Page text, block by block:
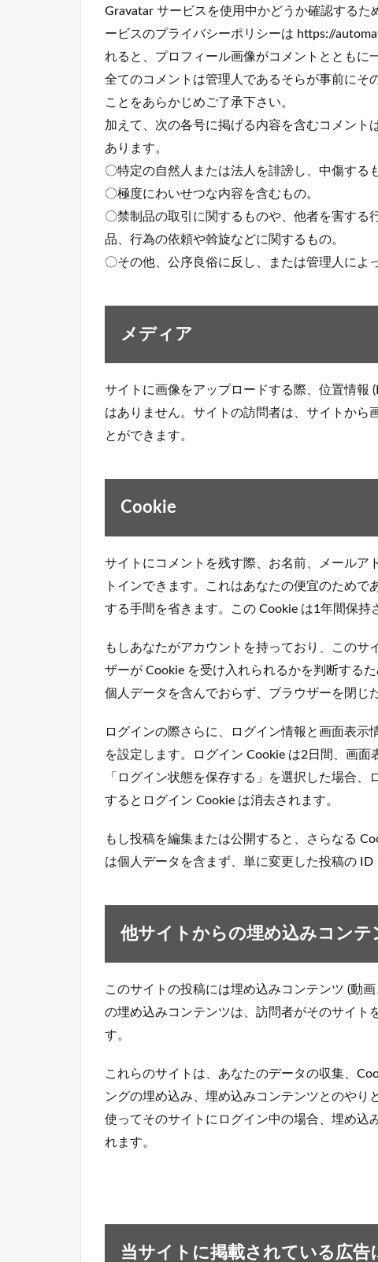
Gravatar サービスを使用中かどうか確認する
ービスのプライバシーポリシーは https://
れると、プロフィール画像がコメントとともに
全てのコメントは管理人であるそらが事前にそ
ことをあらかじめご了承下さい。
加えて、次の各号に掲げる内容を含むコメン
あります。
〇特定の自然人または法人を誹謗し、中傷する
〇極度にわいせつな内容を含むもの。
〇禁制品の取引に関するものや、他者を害する
品、行為の依頼や斡旋などに関するもの。
〇その他、公序良俗に反し、または管理人によ
メディア
サイトに画像をアップロードする際、位置情報
はありません。サイトの訪問者は、サイトから
とができます。
Cookie
サイトにコメントを残す際、お名前、メールア
トインできます。これはあなたの便宜のため
する手間を省きます。この Cookie は1年間保持
もしあなたがアカウントを持っており、この
ザーが Cookie を受け入れられるかを判断する
個人データを含んでおらず、ブラウザーを閉じ
ログインの際さらに、ログイン情報と画面表
を設定します。ログイン Cookie は2日間、画面
「ログイン状態を保存する」を選択した場合
するとログイン Cookie は消去されます。
もし投稿を編集または公開すると、さらなる
は個人データを含まず、単に変更した投稿の
他サイトからの埋め込みコンテ
このサイトの投稿には埋め込みコンテンツ (動
の埋め込みコンテンツは、訪問者がそのサイト
す。
これらのサイトは、あなたのデータの収集、
ングの埋め込み、埋め込みコンテンツとのや
使ってそのサイトにログイン中の場合、埋め込
れます。
当サイトに掲載されている広告